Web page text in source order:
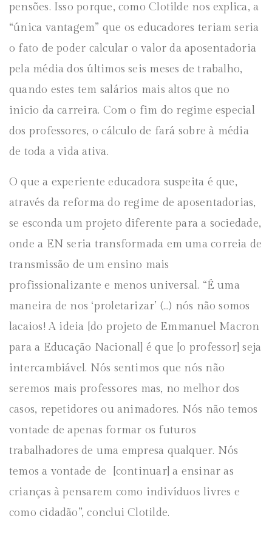
pensões. Isso porque, como Clotilde nos explica, a
“única vantagem” que os educadores teriam seria
o fato de poder calcular o valor da aposentadoria
pela média dos últimos seis meses de trabalho,
quando estes tem salários mais altos que no
inicio da carreira. Com o fim do regime especial
dos professores, o cálculo de fará sobre à média
de toda a vida ativa.
O que a experiente educadora suspeita é que,
através da reforma do regime de aposentadorias,
se esconda um projeto diferente para a sociedade,
onde a EN seria transformada em uma correia de
transmissão de um ensino mais
profissionalizante e menos universal. “É uma
maneira de nos ‘proletarizar’ (…) nós não somos
lacaios! A ideia [do projeto de Emmanuel Macron
para a Educação Nacional] é que [o professor] seja
intercambiável. Nós sentimos que nós não
seremos mais professores mas, no melhor dos
casos, repetidores ou animadores. Nós não temos
vontade de apenas formar os futuros
trabalhadores de uma empresa qualquer. Nós
temos a vontade de [continuar] a ensinar as
crianças à pensarem como indivíduos livres e
como cidadão”, conclui Clotilde.